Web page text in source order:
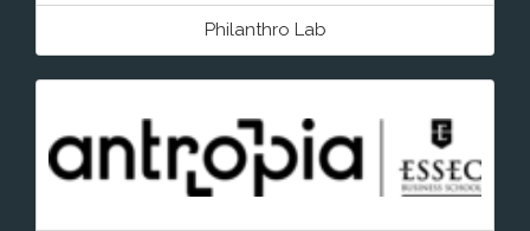
Philanthro Lab